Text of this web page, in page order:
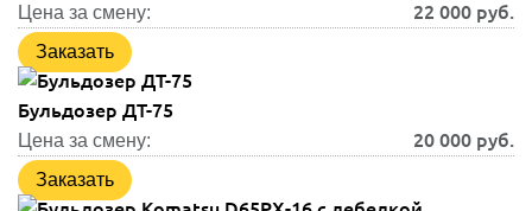
Цена за смену: 22 000 руб.
Заказать
Бульдозер ДТ-75
Цена за смену: 20 000 руб.
Заказать